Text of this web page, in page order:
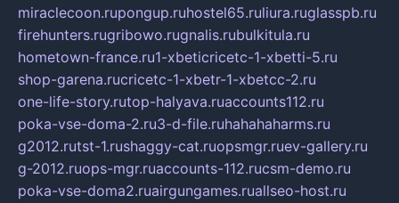
miraclecoon.rupongup.ruhostel65.ruliura.ruglasspb.ru
firehunters.rugribowo.rugnalis.rubulkitula.ru
hometown-france.ru1-xbeticricetc-1-xbetti-5.ru
shop-garena.rucricetc-1-xbetr-1-xbetcc-2.ru
one-life-story.rutop-halyava.ruaccounts112.ru
poka-vse-doma-2.ru3-d-file.ruhahahaharms.ru
g2012.rutst-1.rushaggy-cat.ruopsmgr.ruev-gallery.ru
g-2012.ruops-mgr.ruaccounts-112.rucsm-demo.ru
poka-vse-doma2.ruairgungames.ruallseo-host.ru